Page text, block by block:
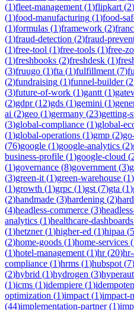
(1)fleet-management (1)flipkart (2)
(1)food-manufacturing (1)food-
(1)formulas (1)framework (2)
(1)fraud-detection (2)fraud-
(1)free-tool (1)free-tools (1)free-
(1)freshbooks (2)freshdesk (1)
(3)fruugo (1)fta (1)fulfillment (7)
(2)fundraising (1)funnel-builder(2
(3)future-of-work (1)gantt (1)
(2)gdpr(12)gds (1)gemini (1)
ai (2)geo (1)germany (23)getting-
(3)global-compliance (1)global-
(1)global-operations (1)gmp (2)
(76)google (1)google-analytics (2)
business-profile (1)google-cloud (
(1)governance (8)government (3)
(3)green-it (1)green-warehouse (1)
(1)growth (1)grpc (1)gst (7)gta (1)
(2)handmade (3)hardening (2)
(4)headless-commerce (3)
analytics (1)healthcare-dashboards
(1)hetzner(1)higher-ed (1)hipaa (5
(2)home-goods (1)home-services (
(1)hotel-management (1)hr(20)
compliance (1)hrms (1)hubspot (7)
(2)hybrid (1)hydrogen (3)
(1)icms (1)idempiere (1)
optimization (1)impact (1)impact-
(44)implementation-partner(1)